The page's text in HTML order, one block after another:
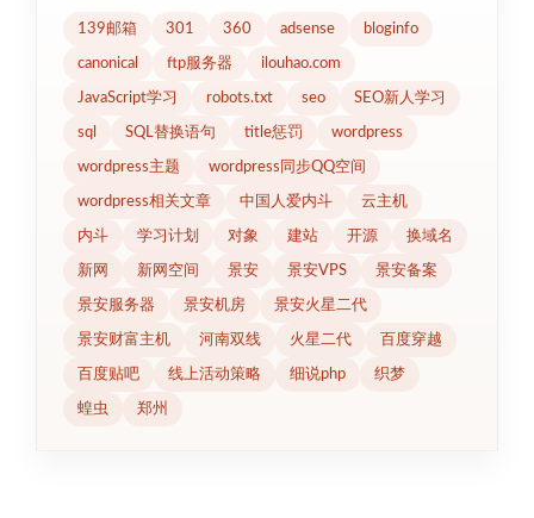
139邮箱 301 360 adsense bloginfo
canonical ftp服务器 ilouhao.com
JavaScript学习 robots.txt seo SEO新人学习
sql SQL替换语句 title惩罚 wordpress
wordpress主题 wordpress同步QQ空间
wordpress相关文章 中国人爱内斗 云主机
内斗 学习计划 对象 建站 开源 换域名
新网 新网空间 景安 景安VPS 景安备案
景安服务器 景安机房 景安火星二代
景安财富主机 河南双线 火星二代 百度穿越
百度贴吧 线上活动策略 细说php 织梦
蝗虫 郑州